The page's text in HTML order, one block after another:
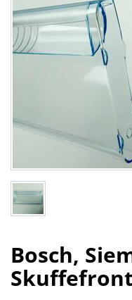
Bosch,
Skuffefront